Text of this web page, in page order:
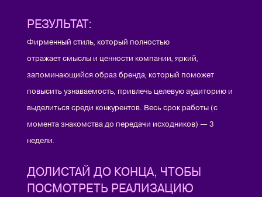
РЕЗУЛЬТАТ:
Фирменный стиль, который полностью
отражает смыслы и ценности компании, яркий,
запоминающийся образ бренда, который поможет
повысить узнаваемость, привлечь целевую аудиторию и
выделиться среди конкурентов. Весь срок работы (с
момента знакомства до передачи исходников) — 3
недели.
ДОЛИСТАЙ ДО КОНЦА, ЧТОБЫ
ПОСМОТРЕТЬ РЕАЛИЗАЦИЮ